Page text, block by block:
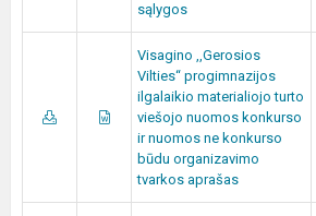
sąlygos
Visagino ,,Gerosios
Vilties‘‘ progimnazijos
ilgalaikio materialiojo turto
viešojo nuomos konkurso
ir nuomos ne konkurso
būdu organizavimo
tvarkos aprašas